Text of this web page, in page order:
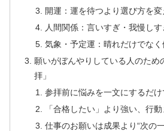
開運：運を待つより選び方を
人間関係：言いすぎ・我慢し
気象・予定運：晴れだけでなく
願いがぼんやりしている人のため
拝」
参拝前に悩みを一文にするだ
「合格したい」より強い、行
仕事のお願いは成果より“次の